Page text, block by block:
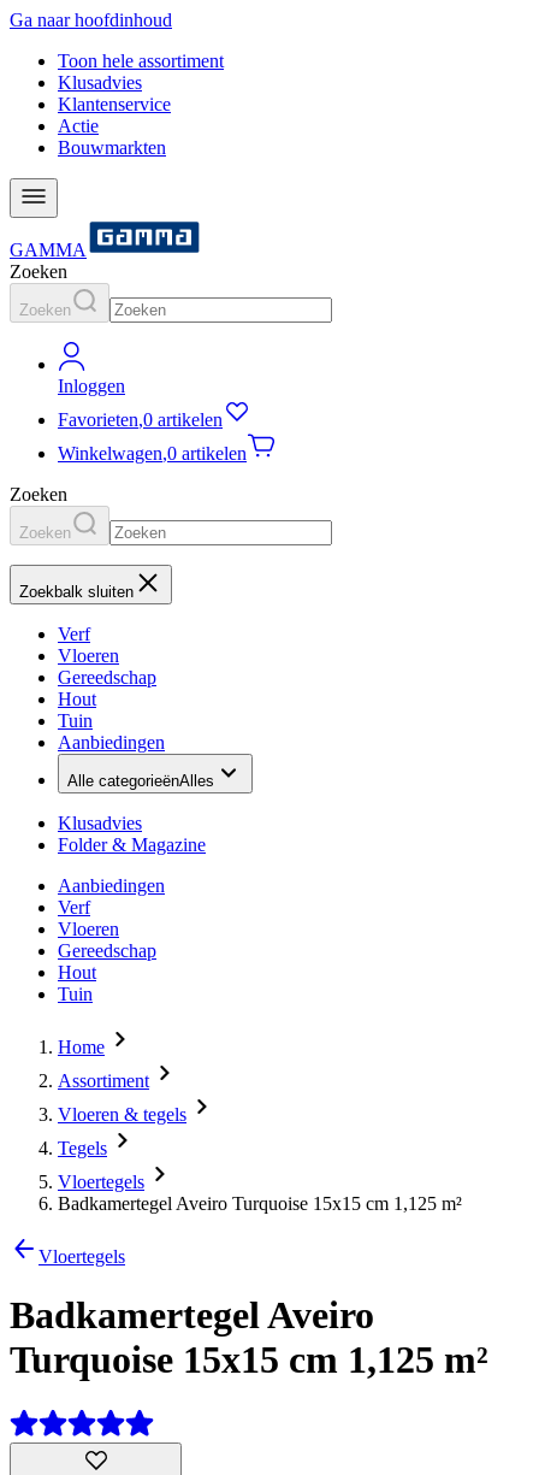
Ga naar hoofdinhoud
Toon hele assortiment
Klusadvies
Klantenservice
Actie
Bouwmarkten
GAMMA
Zoeken
Zoeken
Inloggen
Favorieten,0 artikelen
Winkelwagen,0 artikelen
Zoeken
Zoeken
Zoekbalk sluiten
Verf
Vloeren
Gereedschap
Hout
Tuin
Aanbiedingen
Alle categorieënAlles
Klusadvies
Folder & Magazine
Aanbiedingen
Verf
Vloeren
Gereedschap
Hout
Tuin
Home
Assortiment
Vloeren & tegels
Tegels
Vloertegels
Badkamertegel Aveiro Turquoise 15x15 cm 1,125 m²
Vloertegels
Badkamertegel Aveiro
Turquoise 15x15 cm 1,125 m²